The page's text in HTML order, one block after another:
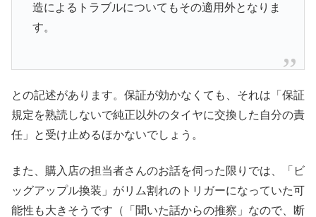
造によるトラブルについてもその適用外となりま
す。
との記述があります。保証が効かなくても、それは「保証
規定を熟読しないで純正以外のタイヤに交換した自分の責
任」と受け止めるほかないでしょう。
また、購入店の担当者さんのお話を伺った限りでは、「ビ
ッグアップル換装」がリム割れのトリガーになっていた可
能性も大きそうです（「聞いた話からの推察」なので、断